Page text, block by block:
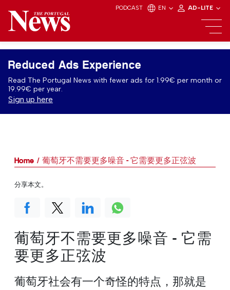
PODCAST EN AD-LITE
Reduced Ads Experience
Read The Portugal News with fewer ads for 1.99€ per month or
19.99€ per year.
Sign up here
Home 葡萄牙不需要更多噪音 - 它需要更多正弦波
葡萄牙不需要更多噪音 - 它需
要更多正弦波
葡萄牙社会有一个奇怪的特点，那就是
分享本文。